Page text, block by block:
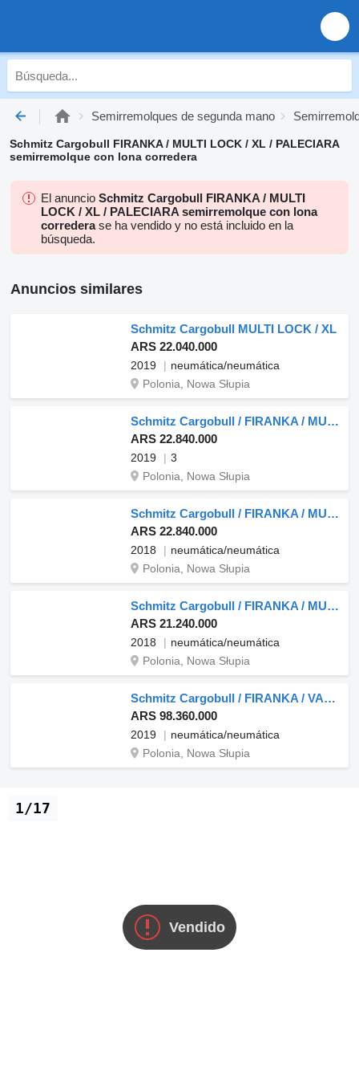
Semirremolques de segunda mano
Schmitz Cargobull FIRANKA / MULTI LOCK / XL / PALECIARA
semirremolque con lona corredera
El anuncio Schmitz Cargobull FIRANKA / MULTI
LOCK / XL / PALECIARA semirremolque con lona
correderase ha vendido y no está incluido en la
búsqueda.
Anuncios similares
Schmitz Cargobull MULTI LOCK / XL
ARS 22.040.000
2019
neumática/neumática
Polonia, Nowa Słupia
Schmitz Cargobull / FIRANKA / MULTI LOCK / XL / CZTERY POZIOMY JAZDY
ARS 22.840.000
2019
3
Polonia, Nowa Słupia
Schmitz Cargobull / FIRANKA / MULTI LOCK / XL / PALECIARA
ARS 22.840.000
2018
neumática/neumática
Polonia, Nowa Słupia
Schmitz Cargobull / FIRANKA / MULTI LOCK / XL
ARS 21.240.000
2018
neumática/neumática
Polonia, Nowa Słupia
Schmitz Cargobull / FIRANKA / VARIOS / MULTI LOCK / XL / 4 POZIOMY JAZDY
ARS 98.360.000
2019
neumática/neumática
Polonia, Nowa Słupia
Vendido
1/17